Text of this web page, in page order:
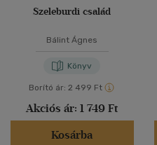
Szeleburdi család
Bálint Ágnes
Könyv
Borító ár: 2 499 Ft
Akciós ár: 1 749 Ft
Kosárba